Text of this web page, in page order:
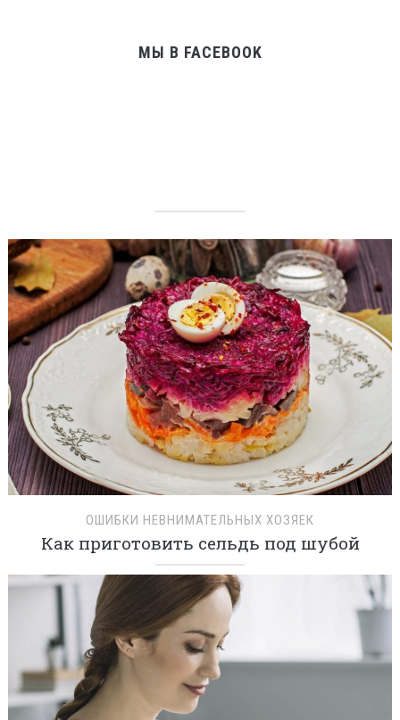
МЫ В FACEBOOK
ОШИБКИ НЕВНИМАТЕЛЬНЫХ ХОЗЯЕК
Как приготовить сельдь под шубой